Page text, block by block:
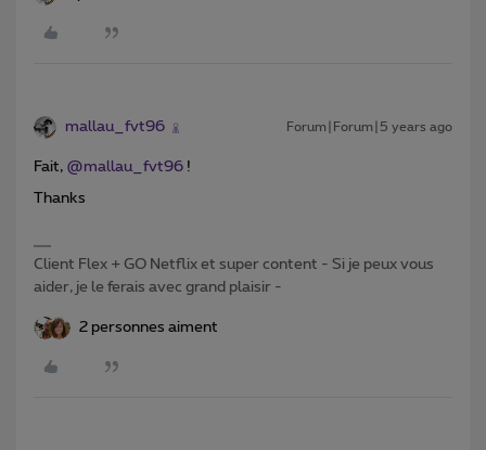
mallau_fvt96 Forum|Forum|5 years ago
Fait, @mallau_fvt96 !
Thanks
Client Flex + GO Netflix et super content - Si je peux vous
aider, je le ferais avec grand plaisir -
2 personnes aiment